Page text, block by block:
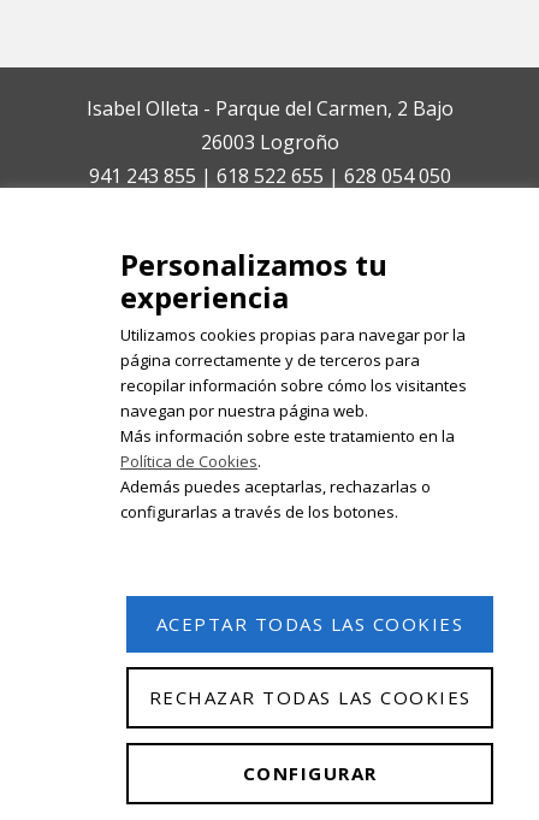
Isabel Olleta - Parque del Carmen, 2 Bajo
26003 Logroño
941 243 855 | 618 522 655 | 628 054 050
Registrate en nuestro boletín de
noticias
© 2026 Isabel Olleta. Todos los derechos reservados.
Personalizamos tu
experiencia
Utilizamos cookies propias para navegar por la
página correctamente y de terceros para
recopilar información sobre cómo los visitantes
navegan por nuestra página web.
Más información sobre este tratamiento en la
Política de Cookies.
Además puedes aceptarlas, rechazarlas o
configurarlas a través de los botones.
ACEPTAR TODAS LAS COOKIES
RECHAZAR TODAS LAS COOKIES
CONFIGURAR